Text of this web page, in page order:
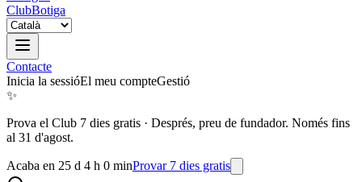
ClubBotiga
Contacte
Inicia la sessióEl meu compteGestió
✨
Prova el Club 7 dies gratis · Després, preu de fundador. Només fins
al 31 d'agost.
Acaba en 25 d 4 h 0 minProvar 7 dies gratis